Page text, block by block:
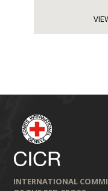
INTERNATIONAL